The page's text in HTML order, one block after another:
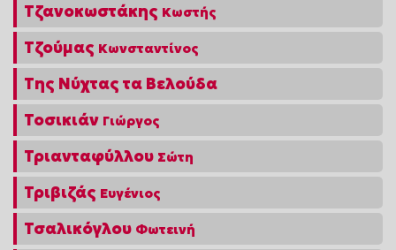
Τζανοκωστάκης Κωστής
Τζούμας Κωνσταντίνος
Της Νύχτας τα Βελούδα
Τοσικιάν Γιώργος
Τριανταφύλλου Σώτη
Τριβιζάς Ευγένιος
Τσαλικόγλου Φωτεινή